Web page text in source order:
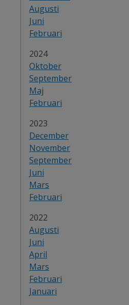
Augusti
Juni
Februari
År:
2024
Oktober
September
Maj
Februari
År:
2023
December
November
September
Juni
Mars
Februari
År:
2022
Augusti
Juni
April
Mars
Februari
Januari